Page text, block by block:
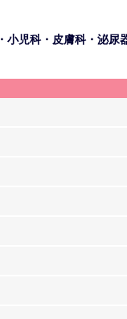
児科・皮膚科・泌